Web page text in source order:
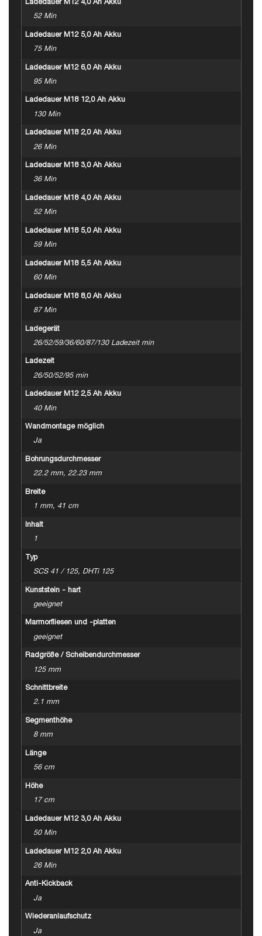
Ladedauer M12 4,0 Ah Akku
52 Min
Ladedauer M12 5,0 Ah Akku
75 Min
Ladedauer M12 6,0 Ah Akku
95 Min
Ladedauer M18 12,0 Ah Akku
130 Min
Ladedauer M18 2,0 Ah Akku
26 Min
Ladedauer M18 3,0 Ah Akku
36 Min
Ladedauer M18 4,0 Ah Akku
52 Min
Ladedauer M18 5,0 Ah Akku
59 Min
Ladedauer M18 5,5 Ah Akku
60 Min
Ladedauer M18 8,0 Ah Akku
87 Min
Ladegerät
26/52/59/36/60/87/130 Ladezeit min
Ladezeit
26/50/52/95 min
Ladedauer M12 2,5 Ah Akku
40 Min
Wandmontage möglich
Ja
Bohrungsdurchmesser
22.2 mm, 22.23 mm
Breite
1 mm, 41 cm
Inhalt
1
Typ
SCS 41 / 125, DHTi 125
Kunststein - hart
geeignet
Marmorfliesen und -platten
geeignet
Radgröße / Scheibendurchmesser
125 mm
Schnittbreite
2.1 mm
Segmenthöhe
8 mm
Länge
56 cm
Höhe
17 cm
Ladedauer M12 3,0 Ah Akku
50 Min
Ladedauer M12 2,0 Ah Akku
26 Min
Anti-Kickback
Ja
Wiederanlaufschutz
Ja